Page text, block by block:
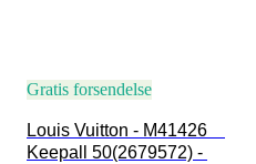
Gratis forsendelse
Louis Vuitton - M41426
Keepall 50(2679572) -